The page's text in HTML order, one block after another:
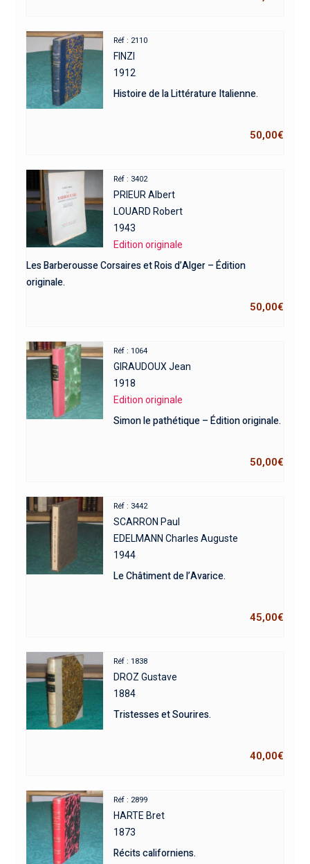
Réf : 2110
FINZI
1912
Histoire de la Littérature Italienne.
50,00€
Réf : 3402
PRIEUR Albert
LOUARD Robert
1943
Edition originale
Les Barberousse Corsaires et Rois d’Alger – Édition
originale.
50,00€
Réf : 1064
GIRAUDOUX Jean
1918
Edition originale
Simon le pathétique – Édition originale.
50,00€
Réf : 3442
SCARRON Paul
EDELMANN Charles Auguste
1944
Le Châtiment de l’Avarice.
45,00€
Réf : 1838
DROZ Gustave
1884
Tristesses et Sourires.
40,00€
Réf : 2899
HARTE Bret
1873
Récits californiens.